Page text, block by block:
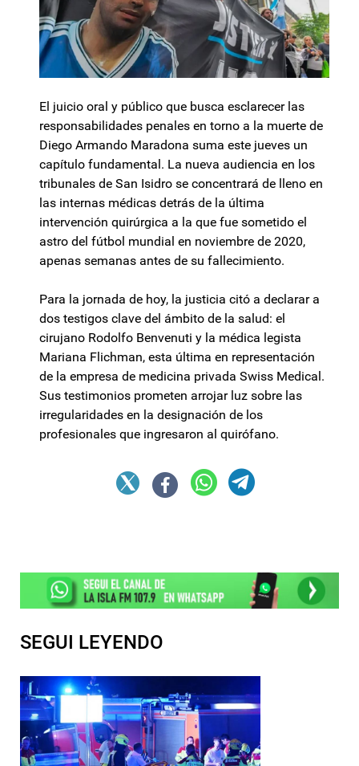
El juicio oral y público que busca esclarecer las
responsabilidades penales en torno a la muerte de
Diego Armando Maradona suma este jueves un
capítulo fundamental. La nueva audiencia en los
tribunales de San Isidro se concentrará de lleno en
las internas médicas detrás de la última
intervención quirúrgica a la que fue sometido el
astro del fútbol mundial en noviembre de 2020,
apenas semanas antes de su fallecimiento.
Para la jornada de hoy, la justicia citó a declarar a
dos testigos clave del ámbito de la salud: el
cirujano Rodolfo Benvenuti y la médica legista
Mariana Flichman, esta última en representación
de la empresa de medicina privada Swiss Medical.
Sus testimonios prometen arrojar luz sobre las
irregularidades en la designación de los
profesionales que ingresaron al quirófano.
SEGUI LEYENDO